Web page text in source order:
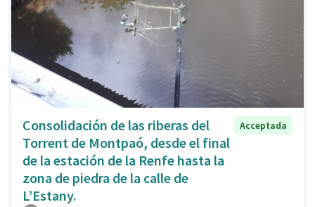
Consolidación de las riberas del
Torrent de Montpaó, desde el final
de la estación de la Renfe hasta la
zona de piedra de la calle de
L’Estany.
Acceptada